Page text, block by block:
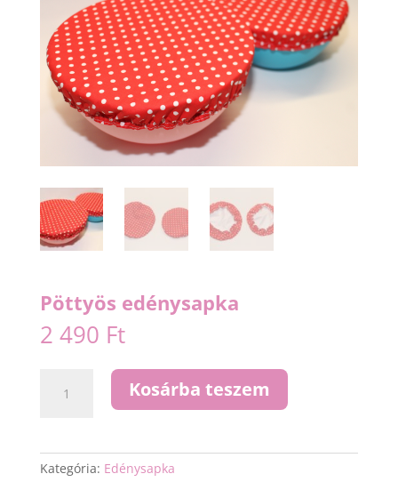
Pöttyös edénysapka
2 490 Ft
edénysapka
Kosárba teszem
Kategória: Edénysapka